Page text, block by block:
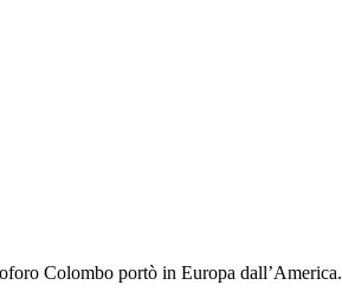
Colombo portò in Europa dall’America.